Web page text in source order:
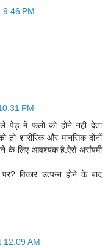
9:46 PM
PM
पेड़ में फलों को होने नहीं देता
तो शारीरिक और मानसिक दोनों
के लिए आवश्यक है.ऐसे असंयमी
विकार उत्पन्न होने के बाद
12:09 AM